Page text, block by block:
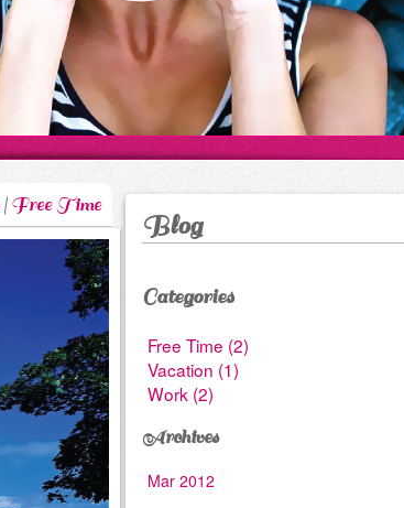
Blog
Categories
Free Time (2)
Vacation (1)
Work (2)
Archives
Mar 2012
|Free Time